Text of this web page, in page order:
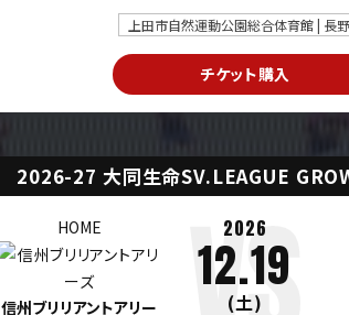
上田市自然運動公園総合体育館 | 長
チケット購入
2026-27 大同生命SV.LEAGUE
HOME
信州ブリリアントアリー
2026
12.19
(土)